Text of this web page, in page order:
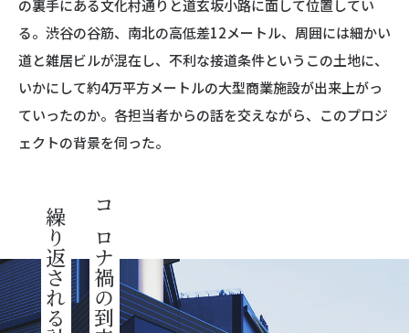
の裏手にある文化村通りと道玄坂小路に面して位置してい
る。渋谷の谷筋、南北の高低差12メートル、周囲には細かい
道と雑居ビルが混在し、不利な接道条件というこの土地に、
いかにして約4万平方メートルの大型商業施設が出来上がっ
ていったのか。各担当者からの話を交えながら、このプロジ
ェクトの背景を伺った。